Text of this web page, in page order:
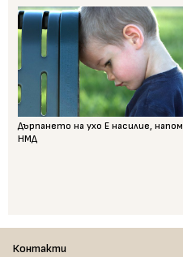
Дърпането на ухо Е насилие,
НМД
Контакти